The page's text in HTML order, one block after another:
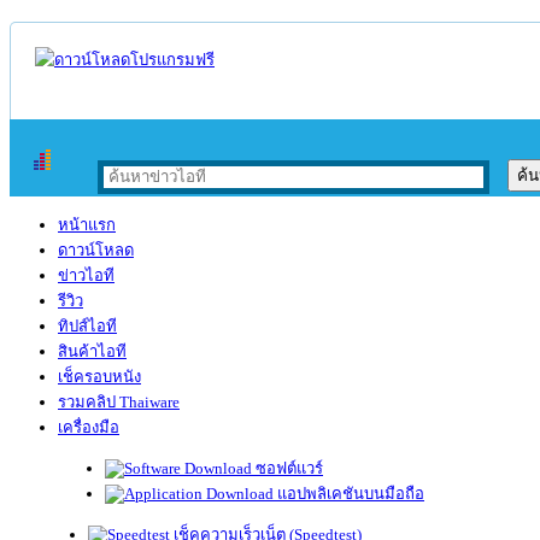
หน้าแรก
ดาวน์โหลด
ข่าวไอที
รีวิว
ทิปส์ไอที
สินค้าไอที
เช็ครอบหนัง
รวมคลิป Thaiware
เครื่องมือ
ซอฟต์แวร์
แอปพลิเคชันบนมือถือ
เช็คความเร็วเน็ต (Speedtest)